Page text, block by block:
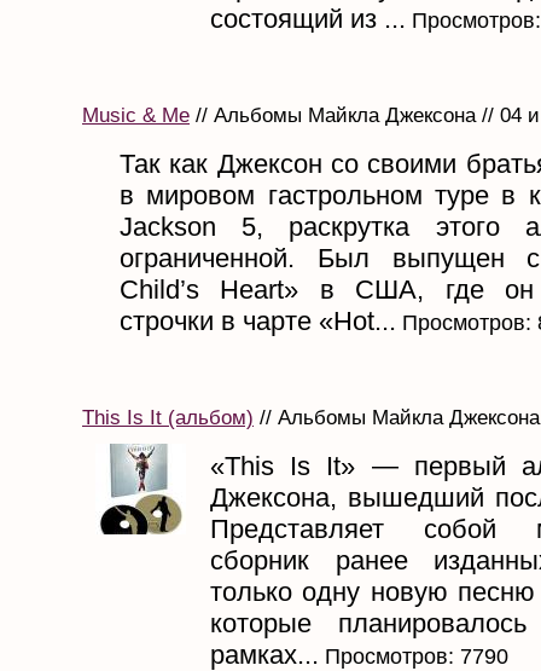
состоящий из ...
Music & Me // Альбомы Майкла Джексона // 04
Так как Джексон со своими
в мировом гастрольном туре в
Jackson 5, раскрутка этого
ограниченной. Был выпущен
Child’s Heart» в США, где он
строчки в чарте «Hot... Просмотров:
This Is It (альбом) // Альбомы Майкла
«This Is It» — первый
Джексона, вышедший
Представляет собой
сборник ранее
только одну новую
которые
рамках... Просмотров: 7790